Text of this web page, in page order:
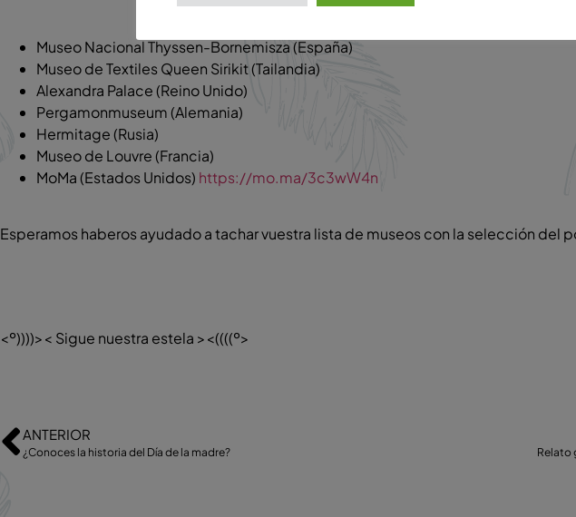
Museo Nacional Thyssen-Bornemisza (España)
Museo de Textiles Queen Sirikit (Tailandia)
Alexandra Palace (Reino Unido)
Pergamonmuseum (Alemania)
Hermitage (Rusia)
Museo de Louvre (Francia)
MoMa (Estados Unidos) https://mo.ma/3c3wW4n
Esperamos haberos ayudado a tachar vuestra lista de museos con la selección del
<º))))>< Sigue nuestra estela ><((((º>
ANTERIOR
¿Conoces la historia del Día de la madre? Relato